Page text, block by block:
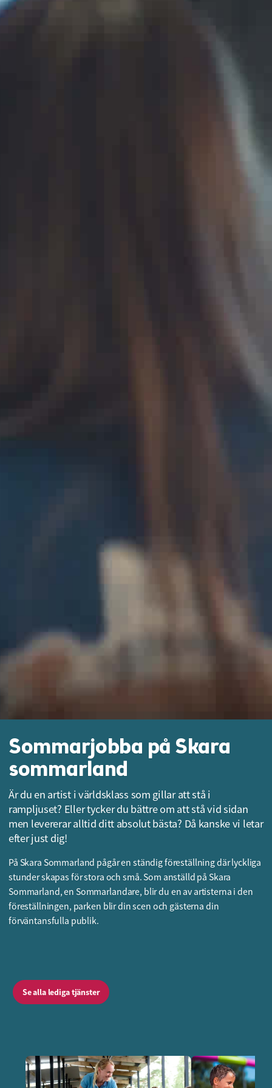
Sommarjobba på Skara
sommarland
Är du en artist i världsklass som gillar att stå i
rampljuset? Eller tycker du bättre om att stå vid sidan
men levererar alltid ditt absolut bästa? Då kanske vi letar
efter just dig!
På Skara Sommarland pågår en ständig föreställning där lyckliga
stunder skapas för stora och små. Som anställd på Skara
Sommarland, en Sommarlandare, blir du en av artisterna i den
föreställningen, parken blir din scen och gästerna din
förväntansfulla publik.
Se alla lediga tjänster